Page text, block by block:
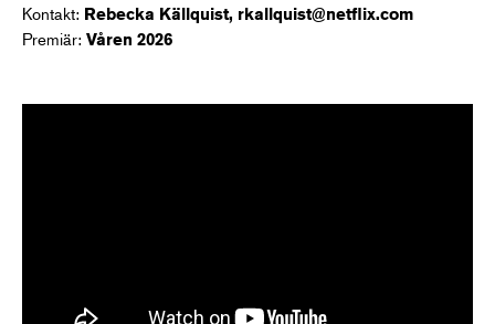
Kontakt: Rebecka Källquist, rkallquist@netflix.com
Premiär: Våren 2026